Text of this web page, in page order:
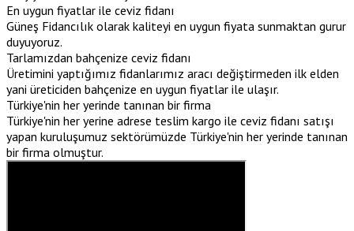
En uygun fiyatlar ile ceviz fidanı
Güneş Fidancılık olarak kaliteyi en uygun fiyata sunmaktan gurur
duyuyoruz.
Tarlamızdan bahçenize ceviz fidanı
Üretimini yaptığımız fidanlarımız aracı değiştirmeden ilk elden
yani üreticiden bahçenize en uygun fiyatlar ile ulaşır.
Türkiye'nin her yerinde tanınan bir firma
Türkiye'nin her yerine adrese teslim kargo ile ceviz fidanı satışı
yapan kuruluşumuz sektörümüzde Türkiye'nin her yerinde tanınan
bir firma olmuştur.